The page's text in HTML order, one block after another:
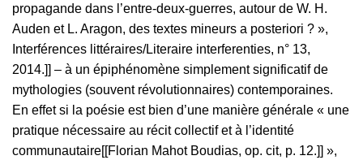
propagande dans l’entre-deux-guerres, autour de W. H.
Auden et L. Aragon, des textes mineurs a posteriori ? »,
Interférences littéraires/Literaire interferenties, n° 13,
2014.]] – à un épiphénomène simplement significatif de
mythologies (souvent révolutionnaires) contemporaines.
En effet si la poésie est bien d’une manière générale « une
pratique nécessaire au récit collectif et à l’identité
communautaire[[Florian Mahot Boudias, op. cit, p. 12.]] »,